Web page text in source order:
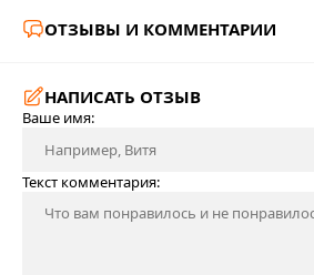
ОТЗЫВЫ И КОММЕНТАРИИ
НАПИСАТЬ ОТЗЫВ
Ваше имя:
Текст комментария: